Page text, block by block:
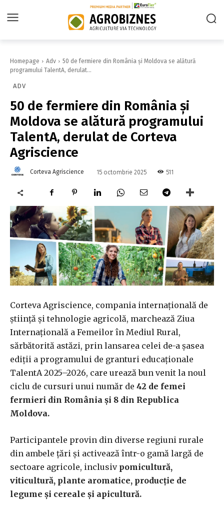
Homepage Adv
50 de fermiere din România și Moldova se alătură
programului TalentA, derulat...
ADV
50 de fermiere din România și
Moldova se alătură programului
TalentA, derulat de Corteva
Agriscience
Corteva Agriscience 15 octombrie 2025 511
Corteva Agriscience, compania internațională de
știință și tehnologie agricolă, marchează Ziua
Internațională a Femeilor în Mediul Rural,
sărbătorită astăzi, prin lansarea celei de-a șasea
ediții a programului de granturi educaționale
TalentA 2025–2026, care urează bun venit la noul
ciclu de cursuri unui număr de 42 de femei
fermieri din România și 8 din Republica
Moldova.
Participantele provin din diverse regiuni rurale
din ambele țări și activează într-o gamă largă de
sectoare agricole, inclusiv pomicultură,
viticultură, plante aromatice, producție de
legume și cereale și apicultură.